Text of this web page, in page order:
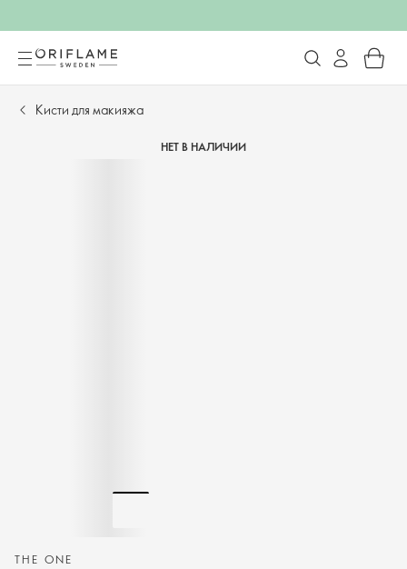
Кисти для макияжа
НЕТ В НАЛИЧИИ
THE ONE